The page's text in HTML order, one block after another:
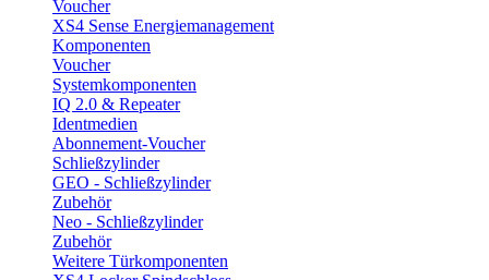
Voucher
XS4 Sense Energiemanagement
Komponenten
Voucher
Systemkomponenten
IQ 2.0 & Repeater
Identmedien
Abonnement-Voucher
Schließzylinder
GEO - Schließzylinder
Zubehör
Neo - Schließzylinder
Zubehör
Weitere Türkomponenten